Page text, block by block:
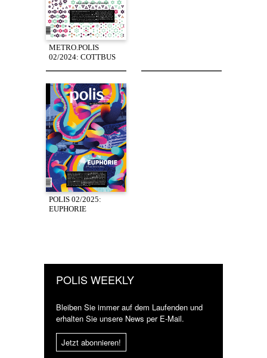
METRO.POLIS
02/2024: COTTBUS
POLIS 02/2025:
EUPHORIE
POLIS WEEKLY
Bleiben Sie immer auf dem Laufenden und
erhalten Sie unsere News per E-Mail.
Jetzt abonnieren!